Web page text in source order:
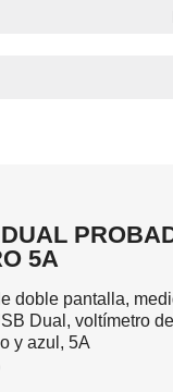
5A
doble pantalla,
Dual, voltímetro
y azul, 5A